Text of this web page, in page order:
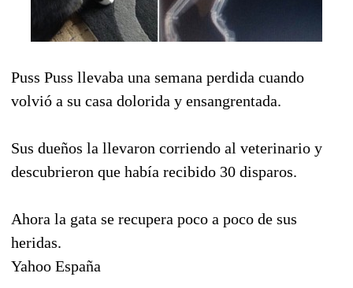
Puss Puss llevaba una semana perdida cuando
volvió a su casa dolorida y ensangrentada.
Sus dueños la llevaron corriendo al veterinario y
descubrieron que había recibido 30 disparos.
Ahora la gata se recupera poco a poco de sus
heridas.
Yahoo España